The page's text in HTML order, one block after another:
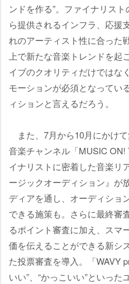
ンドを作る”。ファイナリス
ら提供されるインフラ、応援
れのアーティスト性に合った
上で新たな音楽トレンドを起
イブのクオリティだけではな
モーションが必須となってい
ィションと言えるだろう。
また、7月から10月にかけて
音楽チャンネル「MUSIC
イナリストに密着した音楽リ
ージックオーディション』が
ディアを通し、オーディショ
できる施策も。さらに最終審
るポイント審査に加え、スマ
価を伝えることができる新シ
た投票審査を導入。「WAVY
いい”、“かっこいい”といっ